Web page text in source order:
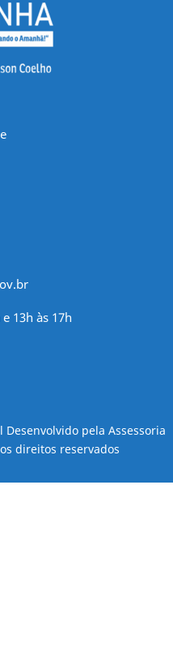
13h às 17h
pela Assessoria
direitos reservados